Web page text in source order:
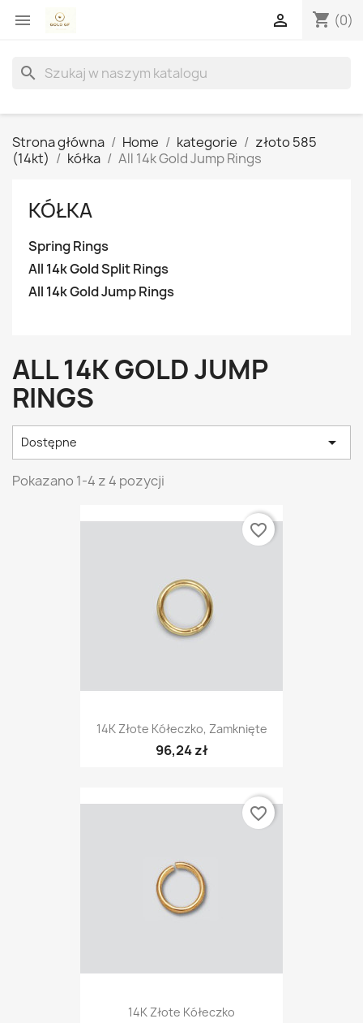
 shopping_cart (0)

search
Strona główna Home kategorie
złoto 585
(14kt)
kółka All 14k Gold Jump Rings
KÓŁKA
Spring Rings
All 14k Gold Split Rings
All 14k Gold Jump Rings
ALL 14K GOLD JUMP
RINGS
Dostępne 
Pokazano 1-4 z 4 pozycji
14K Złote Kółeczko, Zamknięte
96,24 zł
favorite_border
14K Złote Kółeczko
favorite_border